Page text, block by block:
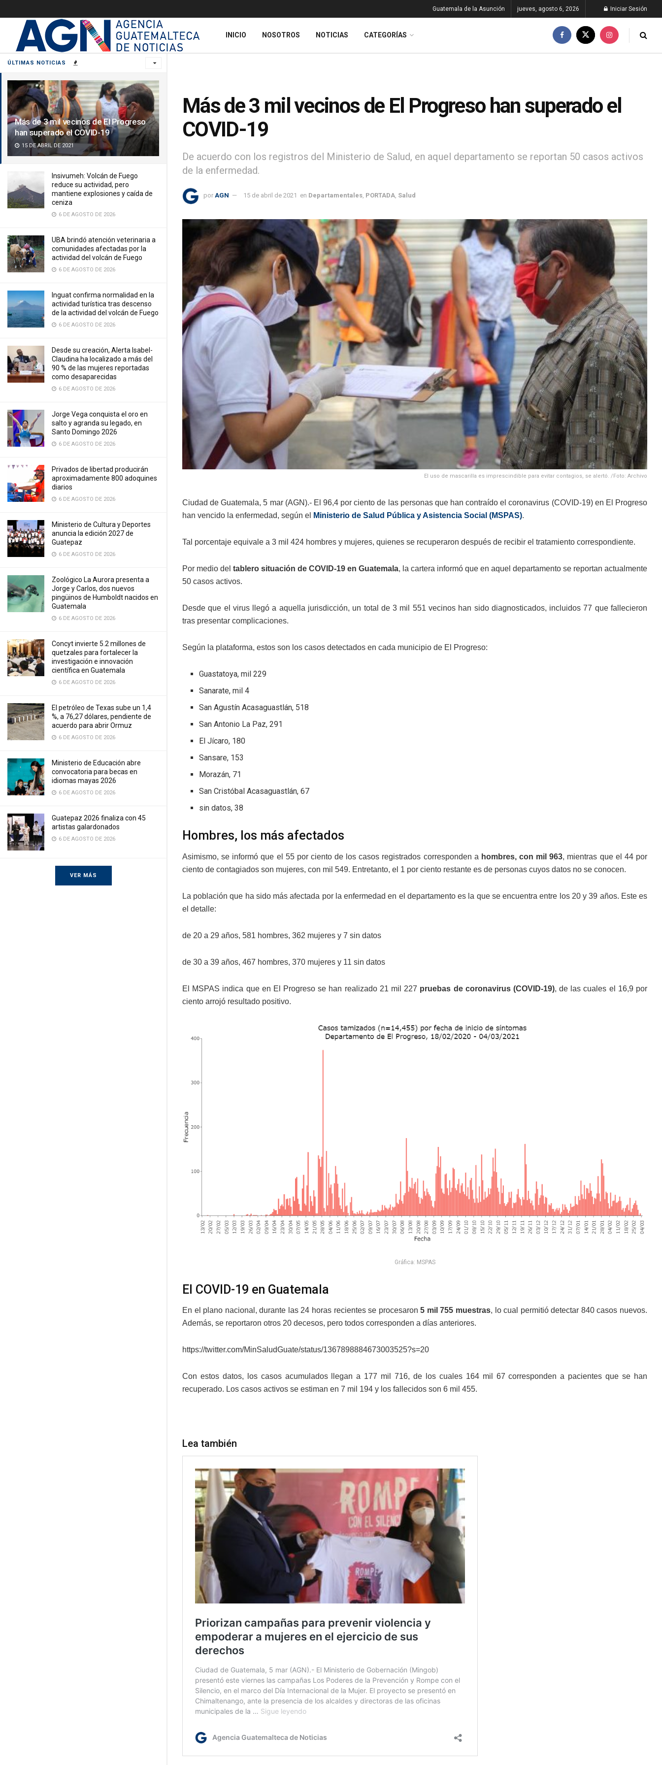
ÚLTIMAS NOTICIAS
Más de 3 mil vecinos de El Progreso
han superado el COVID-19
15 DE ABRIL DE 2021
Insivumeh: Volcán de Fuego
reduce su actividad, pero
mantiene explosiones y caída de
ceniza
6 DE AGOSTO DE 2026
UBA brindó atención veterinaria a
comunidades afectadas por la
actividad del volcán de Fuego
6 DE AGOSTO DE 2026
Inguat confirma normalidad en la
actividad turística tras descenso
de la actividad del volcán de Fuego
6 DE AGOSTO DE 2026
Desde su creación, Alerta Isabel-
Claudina ha localizado a más del
90 % de las mujeres reportadas
como desaparecidas
6 DE AGOSTO DE 2026
Jorge Vega conquista el oro en
salto y agranda su legado, en
Santo Domingo 2026
6 DE AGOSTO DE 2026
Privados de libertad producirán
aproximadamente 800 adoquines
diarios
6 DE AGOSTO DE 2026
Ministerio de Cultura y Deportes
anuncia la edición 2027 de
Guatepaz
6 DE AGOSTO DE 2026
Zoológico La Aurora presenta a
Jorge y Carlos, dos nuevos
pingüinos de Humboldt nacidos en
Guatemala
6 DE AGOSTO DE 2026
Concyt invierte 5.2 millones de
quetzales para fortalecer la
investigación e innovación
científica en Guatemala
6 DE AGOSTO DE 2026
El petróleo de Texas sube un 1,4
%, a 76,27 dólares, pendiente de
acuerdo para abrir Ormuz
6 DE AGOSTO DE 2026
Ministerio de Educación abre
convocatoria para becas en
idiomas mayas 2026
6 DE AGOSTO DE 2026
Guatepaz 2026 finaliza con 45
artistas galardonados
6 DE AGOSTO DE 2026
VER MÁS
Guatemala de la Asunción jueves, agosto 6, 2026 Iniciar Sesión
INICIO NOSOTROS NOTICIAS CATEGORÍAS
Más de 3 mil vecinos de El Progreso han superado el
COVID-19
De acuerdo con los registros del Ministerio de Salud, en aquel departamento se reportan 50 casos activos
de la enfermedad.
por AGN 15 de abril de 2021 en Departamentales PORTADA Salud
El uso de mascarilla es imprescindible para evitar contagios, se alertó. /Foto: Archivo
Ciudad de Guatemala, 5 mar (AGN).- El 96,4 por ciento de las personas que han contraído el coronavirus (COVID-19) en El Progreso
han vencido la enfermedad, según el
Ministerio de Salud Pública y Asistencia Social (MSPAS).
Tal porcentaje equivale a 3 mil 424 hombres y mujeres, quienes se recuperaron después de recibir el tratamiento correspondiente.
Por medio del tablero situación de COVID-19 en Guatemala, la cartera informó que en aquel departamento se reportan actualmente
50 casos activos.
Desde que el virus llegó a aquella jurisdicción, un total de 3 mil 551 vecinos han sido diagnosticados, incluidos 77 que fallecieron
tras presentar complicaciones.
Según la plataforma, estos son los casos detectados en cada municipio de El Progreso:
Guastatoya, mil 229
Sanarate, mil 4
San Agustín Acasaguastlán, 518
San Antonio La Paz, 291
El Jícaro, 180
Sansare, 153
Morazán, 71
San Cristóbal Acasaguastlán, 67
sin datos, 38
Hombres, los más afectados
Asimismo, se informó que el 55 por ciento de los casos registrados corresponden a hombres, con mil 963, mientras que el 44 por
ciento de contagiados son mujeres, con mil 549. Entretanto, el 1 por ciento restante es de personas cuyos datos no se conocen.
La población que ha sido más afectada por la enfermedad en el departamento es la que se encuentra entre los 20 y 39 años. Este es
el detalle:
de 20 a 29 años, 581 hombres, 362 mujeres y 7 sin datos
de 30 a 39 años, 467 hombres, 370 mujeres y 11 sin datos
El MSPAS indica que en El Progreso se han realizado 21 mil 227 pruebas de coronavirus (COVID-19), de las cuales el 16,9 por
ciento arrojó resultado positivo.
Gráfica: MSPAS
El COVID-19 en Guatemala
En el plano nacional, durante las 24 horas recientes se procesaron5 mil 755 muestras, lo cual permitió detectar 840 casos nuevos.
Además, se reportaron otros 20 decesos, pero todos corresponden a días anteriores.
https://twitter.com/MinSaludGuate/status/1367898884673003525?s=20
Con estos datos, los casos acumulados llegan a 177 mil 716, de los cuales 164 mil 67 corresponden a pacientes que se han
recuperado. Los casos activos se estiman en 7 mil 194 y los fallecidos son 6 mil 455.
Lea también